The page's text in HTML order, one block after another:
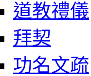
道教禮儀
拜契
功名文疏